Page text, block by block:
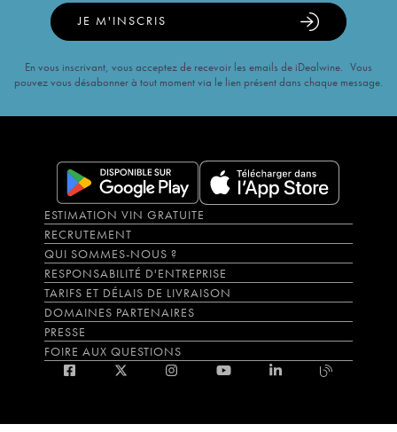
JE M'INSCRIS
En vous inscrivant, vous acceptez de recevoir les emails de iDealwine. Vous
pouvez vous désabonner à tout moment via le lien présent dans chaque message.
ESTIMATION VIN GRATUITE
RECRUTEMENT
QUI SOMMES-NOUS ?
RESPONSABILITÉ D'ENTREPRISE
TARIFS ET DÉLAIS DE LIVRAISON
DOMAINES PARTENAIRES
PRESSE
FOIRE AUX QUESTIONS